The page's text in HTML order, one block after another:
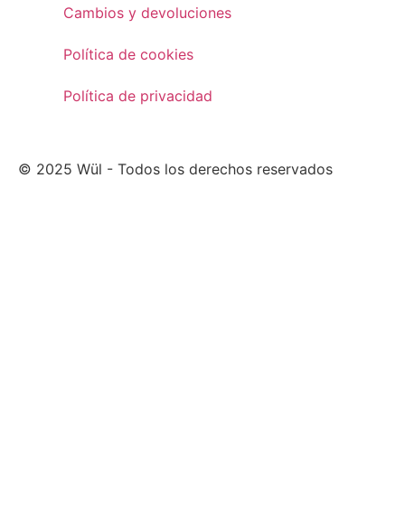
Cambios y devoluciones
Política de cookies
Política de privacidad
© 2025 Wül - Todos los derechos reservados